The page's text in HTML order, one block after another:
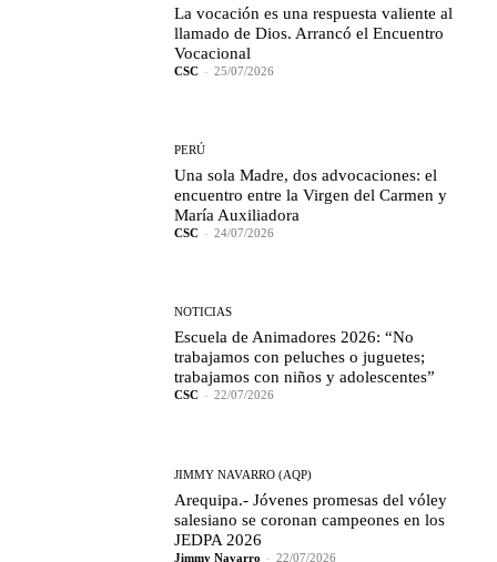
La vocación es una respuesta valiente al
llamado de Dios. Arrancó el Encuentro
Vocacional
CSC - 25/07/2026
PERÚ
Una sola Madre, dos advocaciones: el
encuentro entre la Virgen del Carmen y
María Auxiliadora
CSC - 24/07/2026
NOTICIAS
Escuela de Animadores 2026: “No
trabajamos con peluches o juguetes;
trabajamos con niños y adolescentes”
CSC - 22/07/2026
JIMMY NAVARRO (AQP)
Arequipa.- Jóvenes promesas del vóley
salesiano se coronan campeones en los
JEDPA 2026
Jimmy Navarro - 22/07/2026